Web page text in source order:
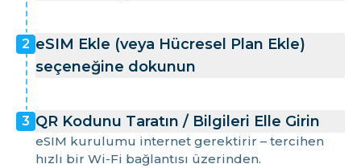
2 eSIM Ekle (veya Hücresel Plan Ekle)
seçeneğine dokunun
3 QR Kodunu Taratın / Bilgileri Elle Girin
eSIM kurulumu internet gerektirir – tercihen
hızlı bir Wi-Fi bağlantısı üzerinden.